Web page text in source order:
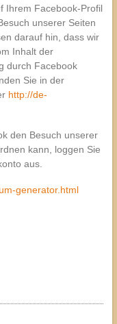
Ihrem Facebook-Profil
unserer Seiten
darauf hin, dass wir
Inhalt der
durch Facebook
Sie in der
http://de-
den Besuch unserer
kann, loggen Sie
aus.
generator.html